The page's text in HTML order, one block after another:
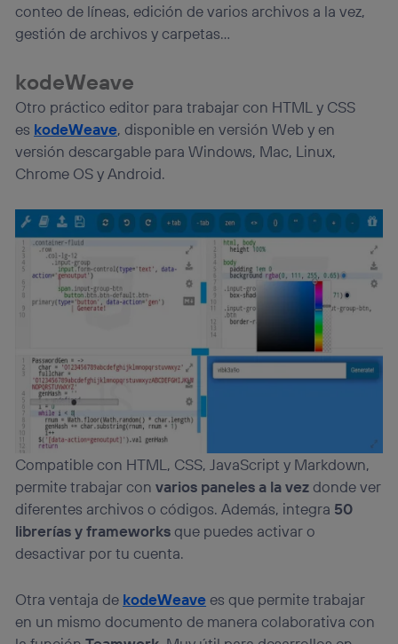
conteo de líneas, edición de varios archivos a la vez,
gestión de archivos y carpetas…
kodeWeave
Otro práctico editor para trabajar con HTML y CSS
es kodeWeave, disponible en versión Web y en
versión descargable para Windows, Mac, Linux,
Chrome OS y Android.
Compatible con HTML, CSS, JavaScript y Markdown,
permite trabajar convarios paneles a la vezdonde ver
diferentes archivos o códigos. Además, integra 50
librerías y frameworksque puedes activar o
desactivar por tu cuenta.
Otra ventaja de kodeWeavees que permite trabajar
en un mismo documento de manera colaborativa con